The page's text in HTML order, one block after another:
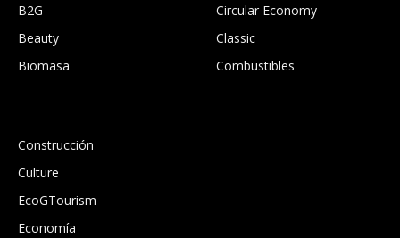
B2G
Beauty
Biomasa
Circular Economy
Classic
Combustibles
Construcción
Culture
EcoGTourism
Economía